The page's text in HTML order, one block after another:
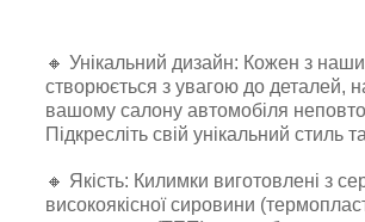
🔸 Унікальний дизайн: Кожен з
створюється з увагою до деталей,
вашому салону автомобіля
Підкресліть свій унікальний стиль
🔸 Якість: Килимки виготовлені з
високоякісної сировини